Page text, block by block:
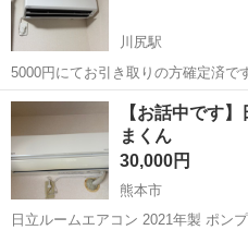
川尻駅
5000円にてお引き取りの方確定済で
せん 2018年のエアコンです。一階の賃貸アパートです。 問題なく利
用できていて、現在も利用中です。
りいたします。 取外し...
熊本 熊本市 川尻駅 季節
【お話中です
まくん
30,000円
熊本市
日立ルームエアコン 2021年製 ポンプダウン作業